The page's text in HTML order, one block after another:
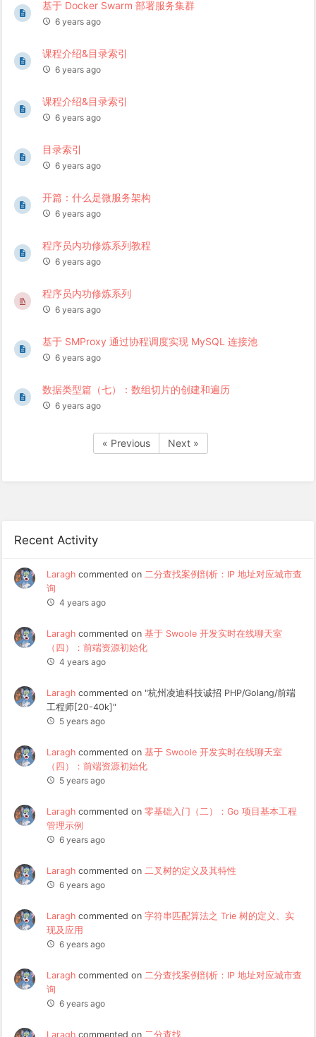
Recent Activity
Laragh commented on 二分查找案例剖析：IP 地址对应城市查
询
4 years ago
Laragh commented on 基于 Swoole 开发实时在线聊天室
（四）：前端资源初始化
4 years ago
Laragh commented on "杭州凌迪科技诚招 PHP/Golang/前端
工程师[20-40k]"
5 years ago
Laragh commented on 基于 Swoole 开发实时在线聊天室
（四）：前端资源初始化
5 years ago
Laragh commented on 零基础入门（二）：Go 项目基本工程
管理示例
6 years ago
Laragh commented on 二叉树的定义及其特性
6 years ago
Laragh commented on 字符串匹配算法之 Trie 树的定义、实
现及应用
6 years ago
Laragh commented on 二分查找案例剖析：IP 地址对应城市查
询
6 years ago
Laragh commented on 二分查找
基于 Docker Swarm 部署服务集群
6 years ago
课程介绍&目录索引
6 years ago
课程介绍&目录索引
6 years ago
目录索引
6 years ago
开篇：什么是微服务架构
6 years ago
程序员内功修炼系列教程
6 years ago
程序员内功修炼系列
6 years ago
基于 SMProxy 通过协程调度实现 MySQL 连接池
6 years ago
数据类型篇（七）：数组切片的创建和遍历
6 years ago
« Previous Next »